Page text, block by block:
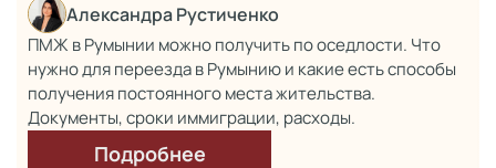
Александра Рустиченко
ПМЖ в Румынии можно получить по оседлости. Что
нужно для переезда в Румынию и какие есть способы
получения постоянного места жительства.
Документы, сроки иммиграции, расходы.
Подробнее